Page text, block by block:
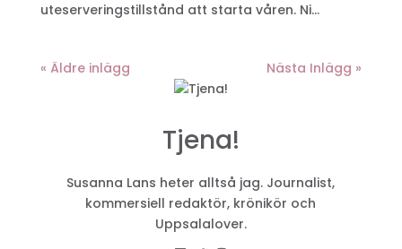
uteserveringstillstånd att starta våren. Ni...
« Äldre inlägg Nästa Inlägg »
Tjena!
Susanna Lans heter alltså jag. Journalist,
kommersiell redaktör, krönikör och
Uppsalalover.